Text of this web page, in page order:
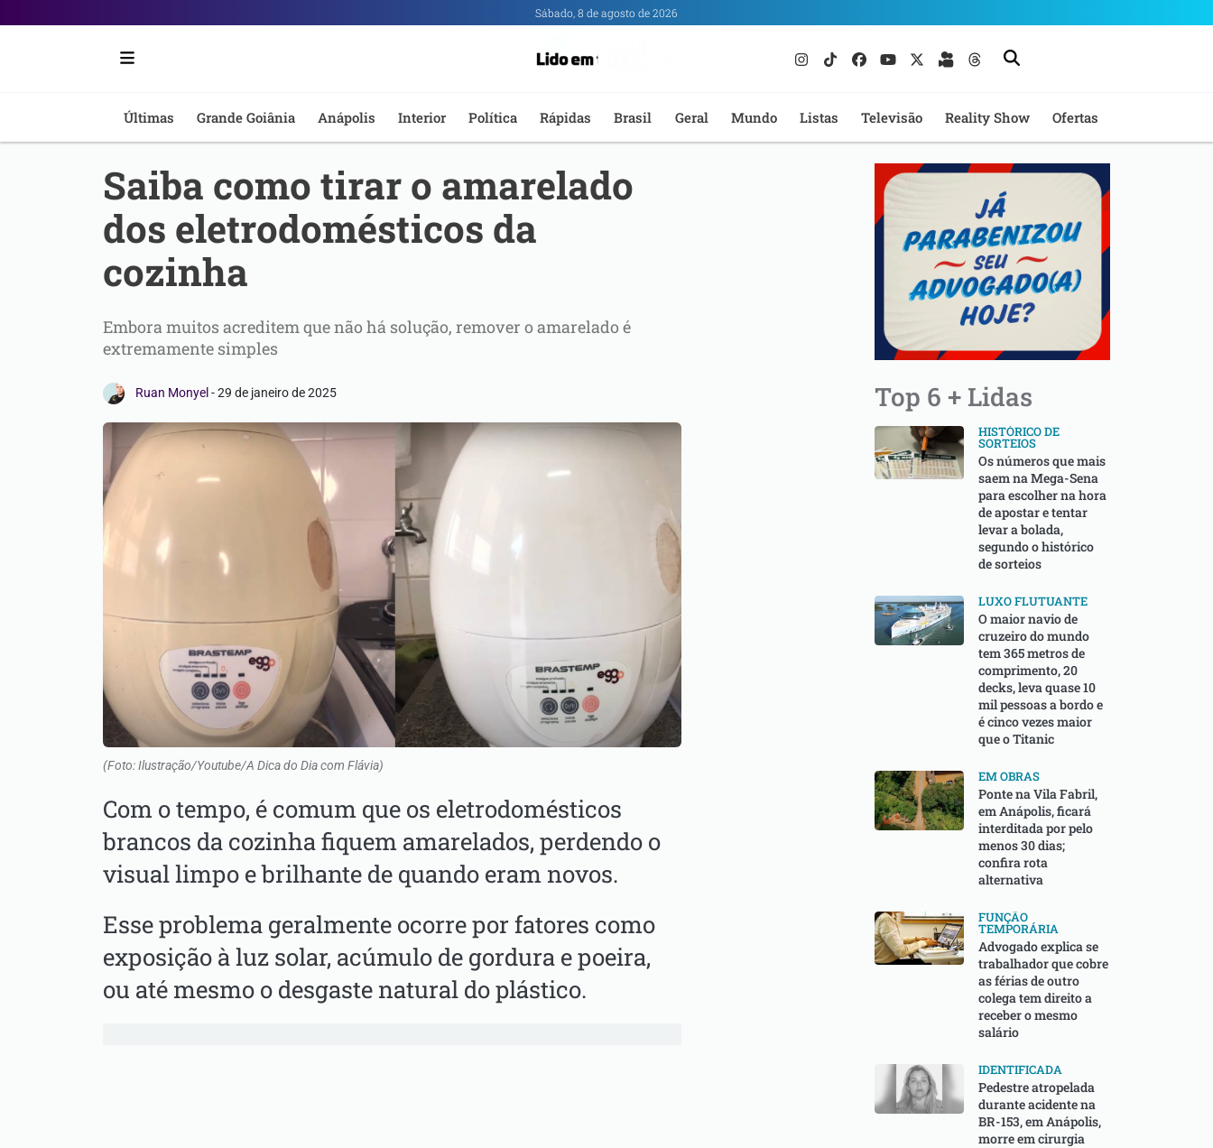
Portal
Notícias
Anápolis
Sábado, 8 de agosto de 2026
Últimas Grande Goiânia Anápolis Interior Política Rápidas Brasil Geral Mundo Listas Televisão Reality Show Ofertas
Saiba como tirar o amarelado
dos eletrodomésticos da
cozinha
Embora muitos acreditem que não há solução, remover o amarelado é
extremamente simples
Ruan Monyel -29 de janeiro de 2025
(Foto: Ilustração/Youtube/A Dica do Dia com Flávia)
Com o tempo, é comum que os eletrodomésticos
brancos da cozinha fiquem amarelados, perdendo o
visual limpo e brilhante de quando eram novos.
Esse problema geralmente ocorre por fatores como
exposição à luz solar, acúmulo de gordura e poeira,
ou até mesmo o desgaste natural do plástico.
Top 6 + Lidas
HISTÓRICO DE
SORTEIOS
Os números que mais
saem na Mega-Sena
para escolher na hora
de apostar e tentar
levar a bolada,
segundo o histórico
de sorteios
LUXO FLUTUANTE
O maior navio de
cruzeiro do mundo
tem 365 metros de
comprimento, 20
decks, leva quase 10
mil pessoas a bordo e
é cinco vezes maior
que o Titanic
EM OBRAS
Ponte na Vila Fabril,
em Anápolis, ficará
interditada por pelo
menos 30 dias;
confira rota
alternativa
FUNÇÃO
TEMPORÁRIA
Advogado explica se
trabalhador que cobre
as férias de outro
colega tem direito a
receber o mesmo
salário
IDENTIFICADA
Pedestre atropelada
durante acidente na
BR-153, em Anápolis,
morre em cirurgia